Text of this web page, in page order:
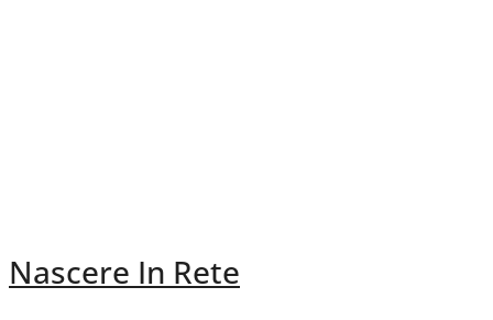
Nascere In Rete